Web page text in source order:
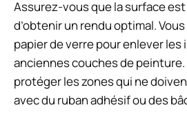
Assurez-vous que la surface
d’obtenir un rendu optimal.
papier de verre pour enlever
anciennes couches de peinture.
protéger les zones qui ne
avec du ruban adhésif ou des